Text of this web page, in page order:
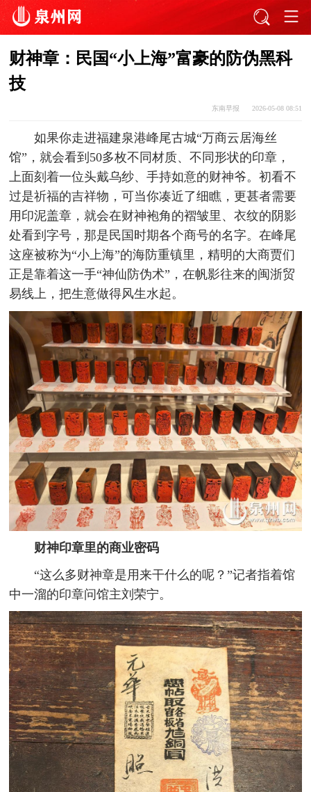
财神章：民国“小上海”富豪的防伪黑科
技
东南早报 2026-05-08 08:51
如果你走进福建泉港峰尾古城“万商云居海丝
馆”，就会看到50多枚不同材质、不同形状的印章，
上面刻着一位头戴乌纱、手持如意的财神爷。初看不
过是祈福的吉祥物，可当你凑近了细瞧，更甚者需要
用印泥盖章，就会在财神袍角的褶皱里、衣纹的阴影
处看到字号，那是民国时期各个商号的名字。在峰尾
这座被称为“小上海”的海防重镇里，精明的大商贾们
正是靠着这一手“神仙防伪术”，在帆影往来的闽浙贸
易线上，把生意做得风生水起。
财神印章里的商业密码
“这么多财神章是用来干什么的呢？”记者指着馆
中一溜的印章问馆主刘荣宁。